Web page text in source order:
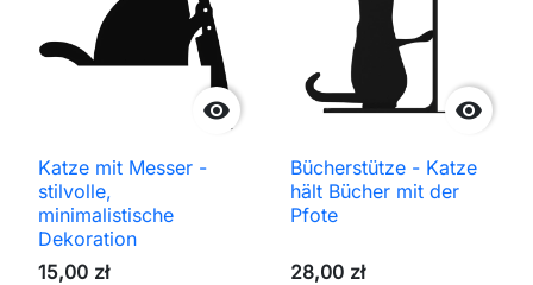

Katze mit Messer -
stilvolle,
minimalistische
Dekoration
15,00 zł

Bücherstütze - Katze
hält Bücher mit der
Pfote
28,00 zł